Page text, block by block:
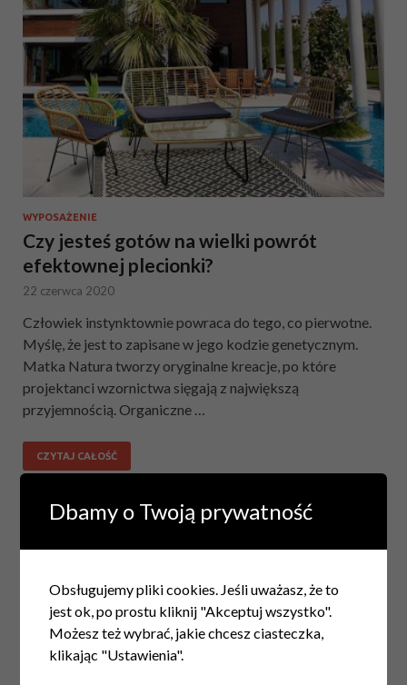
WYPOSAŻENIE
Czy jesteś gotów na wielki powrót
efektownej plecionki?
22 czerwca 2020
Człowiek instynktownie powraca do tego, co pierwotne.
Myślę, że jest to zapisane w jego kodzie genetycznym.
Matka Natura tworzy oryginalne kreacje, po które
projektanci wzornictwa sięgają z największą
przyjemnością. Organiczne …
CZYTAJ CAŁOŚĆ
SZUKAJ
O WITRYNIE
Dbamy o Twoją prywatność
Obsługujemy pliki cookies. Jeśli uważasz, że to
jest ok, po prostu kliknij "Akceptuj wszystko".
Możesz też wybrać, jakie chcesz ciasteczka,
klikając "Ustawienia".